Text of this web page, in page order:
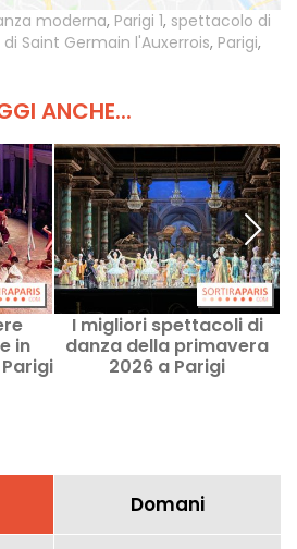
moderna, Parigi 1, spettacolo di
Saint Germain l'Auxerrois, Parigi,
ANCHE...
in
I migliori spettacoli di
danza della primavera
2026 a Parigi
Domani